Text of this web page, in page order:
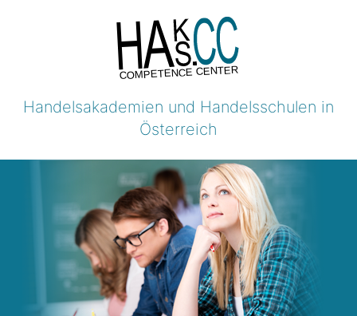
COMPETENCE CENTER
Handelsakademien und Handelsschulen in
Österreich